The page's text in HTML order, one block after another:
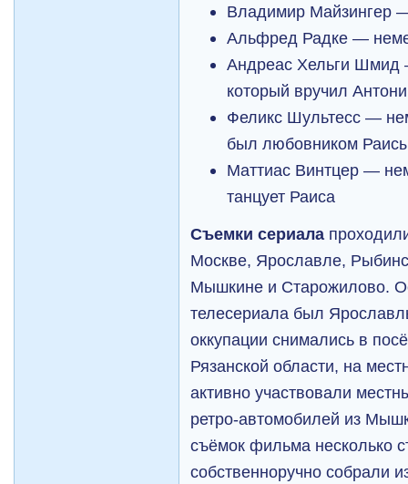
Владимир Майзингер
Альфред Радке —
Андреас Хельги
который вручил
Феликс Шультесс —
был любовником
Маттиас Винтцер —
танцует Раиса
Съемки сериала
Москве, Ярославле,
Мышкине и Старожилово.
телесериала был
оккупации снимались в
Рязанской области, на
активно участвовали
ретро-автомобилей из
съёмок фильма несколько
собственноручно собрали